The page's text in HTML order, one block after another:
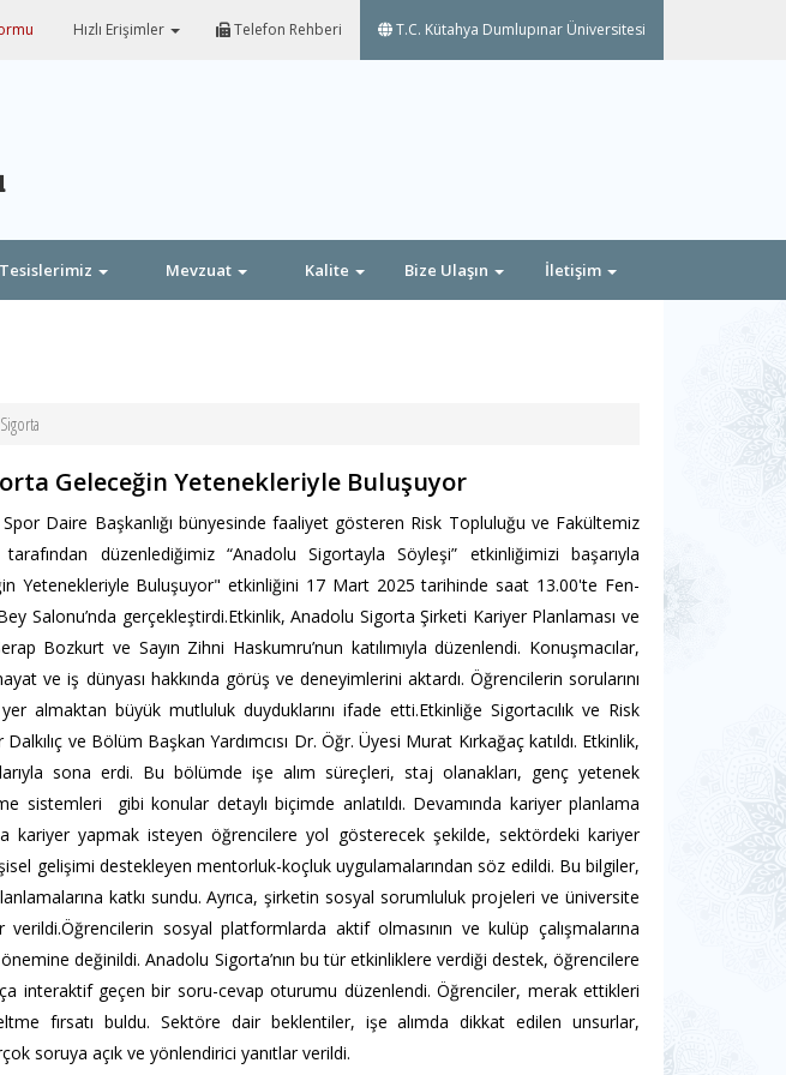
Hızlı Erişimler Telefon Rehberi T.C. Kütahya Dumlupınar Üniversitesi
Tesislerimiz Mevzuat Kalite Bize Ulaşın İletişim
Geleceğin Yetenekleriyle Buluşuyor
Daire Başkanlığı bünyesinde faaliyet gösteren Risk Topluluğu ve Fakültemiz
düzenlediğimiz “Anadolu Sigortayla Söyleşi” etkinliğimizi başarıyla
Yetenekleriyle Buluşuyor" etkinliğini 17 Mart 2025 tarihinde saat 13.00'te Fen-
Salonu’nda gerçekleştirdi.Etkinlik, Anadolu Sigorta Şirketi Kariyer Planlaması ve
Bozkurt ve Sayın Zihni Haskumru’nun katılımıyla düzenlendi. Konuşmacılar,
ve iş dünyası hakkında görüş ve deneyimlerini aktardı. Öğrencilerin sorularını
almaktan büyük mutluluk duyduklarını ifade etti.Etkinliğe Sigortacılık ve Risk
ve Bölüm Başkan Yardımcısı Dr. Öğr. Üyesi Murat Kırkağaç katıldı. Etkinlik,
sona erdi. Bu bölümde işe alım süreçleri, staj olanakları, genç yetenek
sistemleri gibi konular detaylı biçimde anlatıldı. Devamında kariyer planlama
kariyer yapmak isteyen öğrencilere yol gösterecek şekilde, sektördeki kariyer
gelişimi destekleyen mentorluk-koçluk uygulamalarından söz edildi. Bu bilgiler,
katkı sundu. Ayrıca, şirketin sosyal sorumluluk projeleri ve üniversite
sosyal platformlarda aktif olmasının ve kulüp çalışmalarına
önemine değinildi. Anadolu Sigorta’nın bu tür etkinliklere verdiği destek, öğrencilere
interaktif geçen bir soru-cevap oturumu düzenlendi. Öğrenciler, merak ettikleri
fırsatı buldu. Sektöre dair beklentiler, işe alımda dikkat edilen unsurlar,
soruya açık ve yönlendirici yanıtlar verildi.